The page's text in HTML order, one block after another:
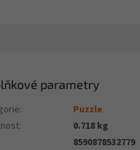
parametry
:
Puzzle
:
0.718 kg
8590878532779